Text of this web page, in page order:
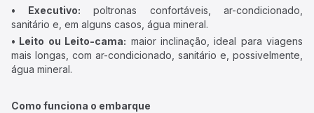
• Executivo: poltronas confortáveis, ar-condicionado,
sanitário e, em alguns casos, água mineral.
• Leito ou Leito-cama: maior inclinação, ideal para viagens
mais longas, com ar-condicionado, sanitário e, possivelmente,
água mineral.
Como funciona o embarque